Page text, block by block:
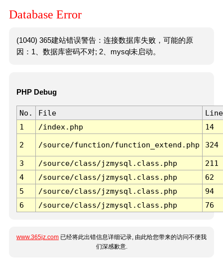
Database Error
(1040) 365建站错误警告：连接数据库失败，可能的原
因：1、数据库密码不对; 2、mysql未启动。
PHP Debug
No. File
Line
1
/index.php 14
2 /source/function/function_extend.php 324
3 /source/class/jzmysql.class.php
211
4
/source/class/jzmysql.class.php
62
5
/source/class/jzmysql.class.php
94
6
/source/class/jzmysql.class.php 76
www.365jz.com 已经将此出错信息详细记录, 由此给您带来的访问不便我
们深感歉意.